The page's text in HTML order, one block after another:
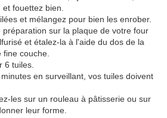
fouettez bien.
et mélangez pour bien les enrober.
préparation sur la plaque de votre four
et étalez-la à l'aide du dos de la
couche.
6 tuiles.
en surveillant, vos tuiles doivent
les sur un rouleau à pâtisserie ou sur
leur forme.